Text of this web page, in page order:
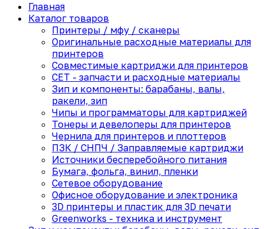
Главная
Каталог товаров
Принтеры / мфу / сканеры
Оригинальные расходные материалы для
принтеров
Совместимые картриджи для принтеров
CET - запчасти и расходные материалы
Зип и компоненты: барабаны, валы,
ракели, зип
Чипы и программаторы для картриджей
Тонеры и девелоперы для принтеров
Чернила для принтеров и плоттеров
ПЗК / СНПЧ / Заправляемые картриджи
Источники бесперебойного питания
Бумага, фольга, винил, пленки
Сетевое оборудование
Офисное оборудование и электроника
3D принтеры и пластик для 3D печати
Greenworks - техника и инструмент